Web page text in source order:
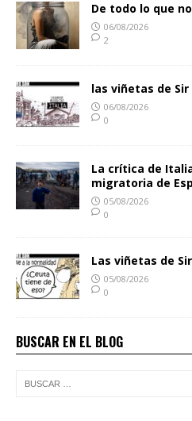
De todo lo que
06/08/2026
2
las viñetas de Sir
06/08/2026
0
La crítica de
migratoria de
05/08/2026
0
Las viñetas de
05/08/2026
0
BUSCAR EN EL BLOG